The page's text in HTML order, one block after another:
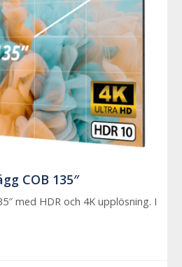
COB 135″
med HDR och 4K upplösning. I